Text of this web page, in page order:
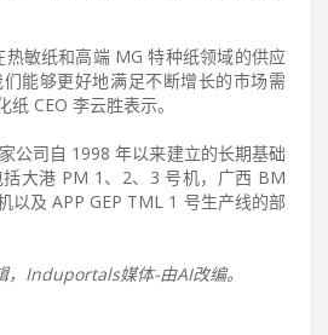
热敏纸和高端 MG 特种纸领域的供应
能够更好地满足不断增长的市场需
CEO 李云胜表示。
公司自 1998 年以来建立的长期基础
大港 PM 1、2、3 号机，广西 BM
以及 APP GEP TML 1 号生产线的部
Induportals媒体-由AI改编。